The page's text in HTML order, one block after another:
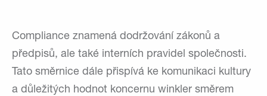
Compliance znamená dodržování zákonů a
předpisů, ale také interních pravidel společnosti.
Tato směrnice dále přispívá ke komunikaci kultury
a důležitých hodnot koncernu winkler směrem